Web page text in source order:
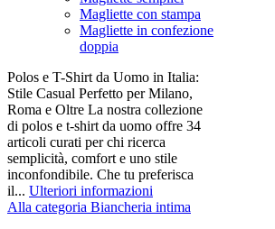
Magliette con stampa
Magliette in confezione
doppia
Polos e T-Shirt da Uomo in Italia:
Stile Casual Perfetto per Milano,
Roma e Oltre La nostra collezione
di polos e t-shirt da uomo offre 34
articoli curati per chi ricerca
semplicità, comfort e uno stile
inconfondibile. Che tu preferisca
il... Ulteriori informazioni
Alla categoria Biancheria intima